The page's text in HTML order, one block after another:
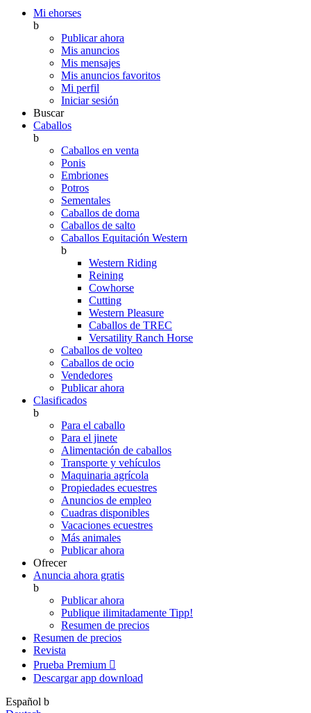
Mi ehorses
b
Publicar ahora
Mis anuncios
Mis mensajes
Mis anuncios favoritos
Mi perfil
Iniciar sesión
Buscar
Caballos
b
Caballos en venta
Ponis
Embriones
Potros
Sementales
Caballos de doma
Caballos de salto
Caballos Equitación Western
b
Western Riding
Reining
Cowhorse
Cutting
Western Pleasure
Caballos de TREC
Versatility Ranch Horse
Caballos de volteo
Caballos de ocio
Vendedores
Publicar ahora
Clasificados
b
Para el caballo
Para el jinete
Alimentación de caballos
Transporte y vehículos
Maquinaria agrícola
Propiedades ecuestres
Anuncios de empleo
Cuadras disponibles
Vacaciones ecuestres
Más animales
Publicar ahora
Ofrecer
Anuncia ahora gratis
b
Publicar ahora
Publique ilimitadamente Tipp!
Resumen de precios
Resumen de precios
Revista
Prueba Premium 
Descargar app download
Español b